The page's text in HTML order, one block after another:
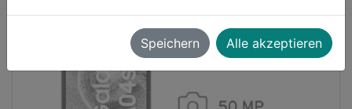
Speichern Alle akzeptieren